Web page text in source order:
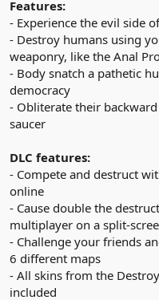
Features:
- Experience the evil side
- Destroy humans using
weaponry, like the Anal
- Body snatch a pathetic
democracy
- Obliterate their
saucer
DLC features:
- Compete and destruct
online
- Cause double the
multiplayer on a split-
- Challenge your friends
6 different maps
- All skins from the
included